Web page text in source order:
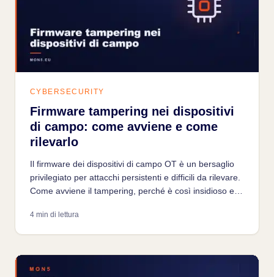
CYBERSECURITY
Firmware tampering nei dispositivi
di campo: come avviene e come
rilevarlo
Il firmware dei dispositivi di campo OT è un bersaglio
privilegiato per attacchi persistenti e difficili da rilevare.
Come avviene il tampering, perché è così insidioso e
4 min di lettura